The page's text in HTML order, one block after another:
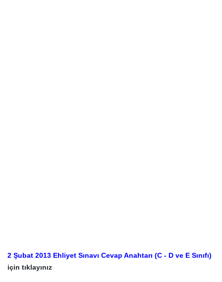
2 Şubat 2013 Ehliyet Sınavı Cevap Anahtarı (C - D ve E Sınıfı)
için tıklayınız